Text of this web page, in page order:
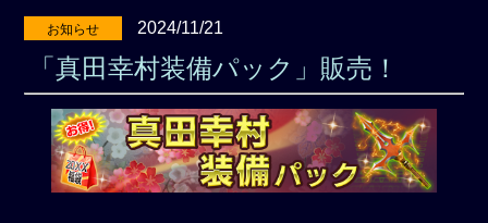
お知らせ 2024/11/21
「真田幸村装備パック」販売！